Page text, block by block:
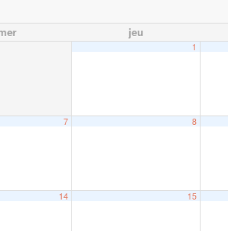
jeu
1
7 8
14 15